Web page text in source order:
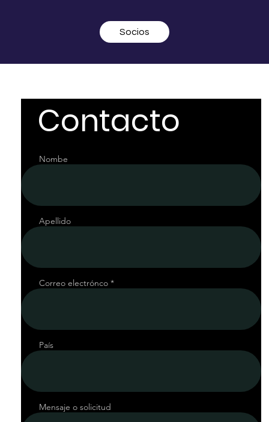
Socios
Contacto
Nombe
Apellido
Correo electrónco
País
Mensaje o solicitud